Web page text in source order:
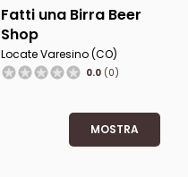
Fatti una Birra Beer
Shop
Locate Varesino (CO)
0.0 (0)
MOSTRA